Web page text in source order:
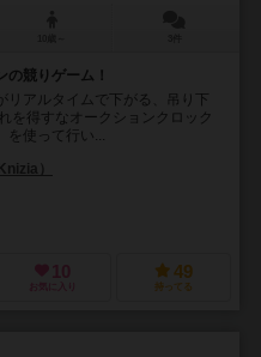
競りゲーム！
リアルタイムで下がる、吊り下
を得すなオークションクロック
を使って行い...
）
10
お気に入り
49
持ってる